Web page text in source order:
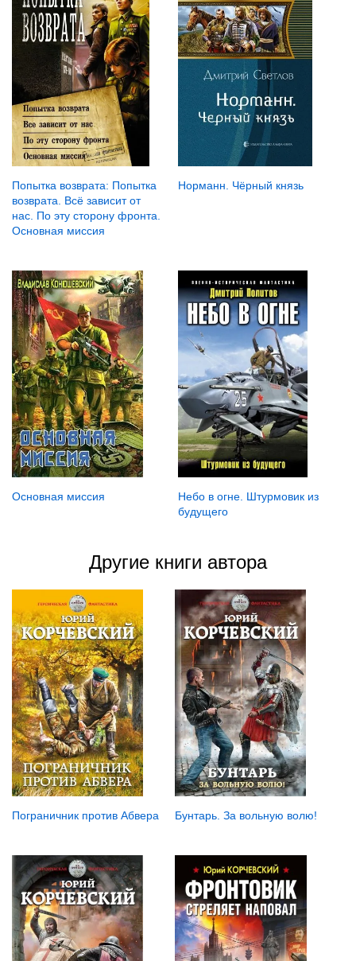
Попытка возврата: Попытка
возврата. Всё зависит от
нас. По эту сторону фронта.
Основная миссия
Норманн. Чёрный князь
Основная миссия
Небо в огне. Штурмовик из
будущего
Другие книги автора
Пограничник против Абвера Бунтарь. За вольную волю!